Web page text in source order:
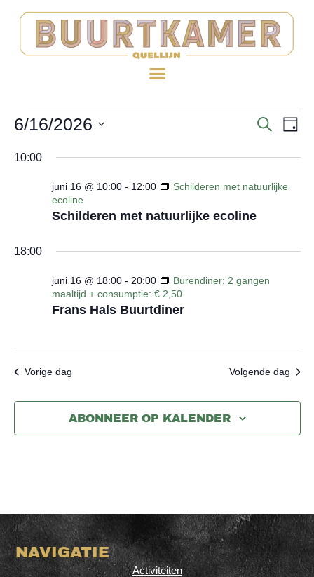
Zoeken
en
DAG
6/16/2026
een
10:00
Schilderen met natuurlijke ecoline
juni 16 @ 10:00- 12:00
Schilderen met natuurlijke
ecoline
18:00
Frans Hals Buurtdiner
juni 16 @ 18:00- 20:00
Burendiner; 2 gangen
maaltijd + consumptie: € 2,50
Vorige dag Volgende dag
ABONNEER OP KALENDER
NAVIGATIE
Activiteiten